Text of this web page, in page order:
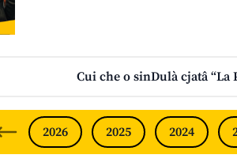
Cui che o sinDulà cjatâ “La
2026 2025 2024